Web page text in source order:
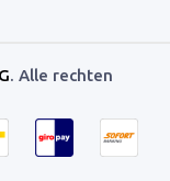
. Alle rechten